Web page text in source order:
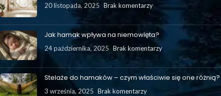
20 listopada, 2025 Brak komentarzy
Jak hamak wpływa na niemowlęta?
24 października, 2025 Brak komentarzy
Stelaże do hamaków – czym właściwie się one różnią?
3 września, 2025 Brak komentarzy